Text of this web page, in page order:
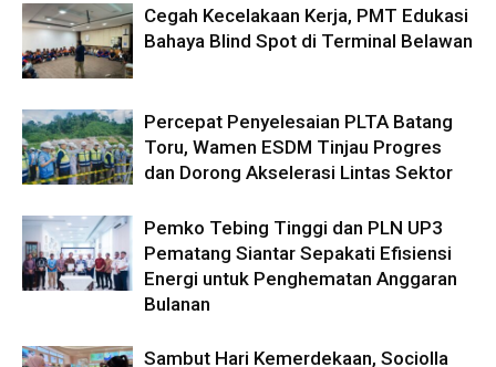
Cegah Kecelakaan Kerja, PMT Edukasi
Bahaya Blind Spot di Terminal Belawan
Percepat Penyelesaian PLTA Batang
Toru, Wamen ESDM Tinjau Progres
dan Dorong Akselerasi Lintas Sektor
Pemko Tebing Tinggi dan PLN UP3
Pematang Siantar Sepakati Efisiensi
Energi untuk Penghematan Anggaran
Bulanan
Sambut Hari Kemerdekaan, Sociolla